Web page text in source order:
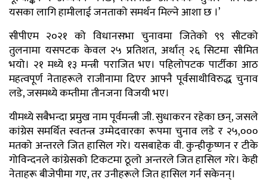
यसका लागि हामीलाई जनताको समर्थन मिल्ने आशा छ ।’
सीपीएम २०२१ को विधानसभा चुनावमा जितेको ९९ सीटको
तुलनामा यसपटक केवल २५ प्रतिशत, अर्थात् २६ सिटमा सीमित
भयो। २१ मध्ये १३ मन्त्री पराजित भए। पहिलोपटक पार्टीका आठ
महत्वपूर्ण नेताहरूले राजीनामा दिएर आफ्नै पूर्वसाथीविरुद्ध चुनाव
लडे, जसमध्ये कम्तीमा तीनजना विजयी भए।
यीमध्ये सबैभन्दा प्रमुख नाम पूर्वमन्त्री जी. सुधाकरन रहेका छन्, जसले
कांग्रेस समर्थित स्वतन्त्र उम्मेदवारका रूपमा चुनाव लडे र २५,०००
मतको अन्तरले जित हासिल गरे। यसबाहेक वी. कुन्हीकृष्णन र टीके
गोविन्दनले कांग्रेसको टिकटमा ठूलो अन्तरले जित हासिल गरे। केही
नेताहरू बीजेपीमा गए, तर उनीहरूले जित हासिल गर्न सकेनन्।